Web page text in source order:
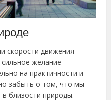
скорости движения
желание
на практичности и
забыть о том, что мы
близости природы.